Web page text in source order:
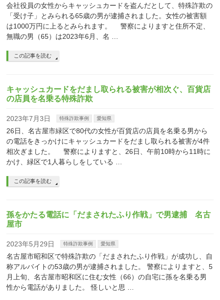
会社役員の女性からキャッシュカードを盗んだとして、特殊詐欺の
「受け子」とみられる65歳の男が逮捕されました。女性の被害額
は1000万円に上るとみられます。 警察によりますと住所不定、
無職の男（65）は2023年6月、名 …
この記事を読む
キャッシュカードをだまし取られる被害が相次ぐ、百貨店
の店員を名乗る特殊詐欺
2023年7月3日 特殊詐欺事例 愛知県
26日、名古屋市緑区で80代の女性が百貨店の店員を名乗る男から
の電話をきっかけにキャッシュカードをだまし取られる被害が4件
相次ぎました。 警察によりますと、26日、午前10時から11時に
かけ、緑区で1人暮らしをしている …
この記事を読む
孫をかたる電話に「だまされたふり作戦」で男逮捕 名古
屋市
2023年5月29日 特殊詐欺事例 愛知県
名古屋市昭和区で特殊詐欺の「だまされたふり作戦」が成功し、自
称アルバイトの53歳の男が逮捕されました。 警察によりますと、5
月上旬、名古屋市昭和区に住む女性（66）の自宅に孫を名乗る男
性から電話がありました。 怪しいと思 …